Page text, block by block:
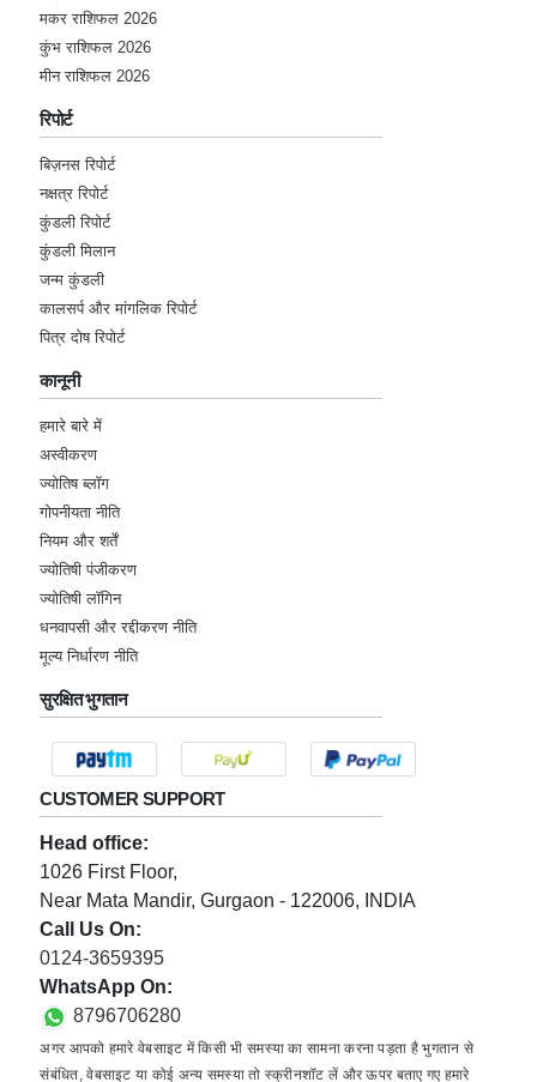
मकर राशिफल 2026
कुंभ राशिफल 2026
मीन राशिफल 2026
रिपोर्ट
बिज़नस रिपोर्ट
नक्षत्र रिपोर्ट
कुंडली रिपोर्ट
कुंडली मिलान
जन्म कुंडली
कालसर्प और मांगलिक रिपोर्ट
पित्र दोष रिपोर्ट
कानूनी
हमारे बारे में
अस्वीकरण
ज्योतिष ब्लॉग
गोपनीयता नीति
नियम और शर्तें
ज्योतिषी पंजीकरण
ज्योतिषी लॉगिन
धनवापसी और रद्दीकरण नीति
मूल्य निर्धारण नीति
सुरक्षित भुगतान
CUSTOMER SUPPORT
Head office:
1026 First Floor,
Near Mata Mandir, Gurgaon - 122006, INDIA
Call Us On:
0124-3659395
WhatsApp On:
8796706280
अगर आपको हमारे वेबसाइट में किसी भी समस्या का सामना करना पड़ता है भुगतान से
संबंधित, वेबसाइट या कोई अन्य समस्या तो स्क्रीनशॉट लें और ऊपर बताए गए हमारे